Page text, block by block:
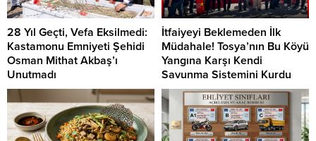
28 Yıl Geçti, Vefa Eksilmedi:
Kastamonu Emniyeti Şehidi
Osman Mithat Akbaş’ı
Unutmadı
İtfaiyeyi Beklemeden İlk
Müdahale! Tosya’nın Bu Köyü
Yangına Karşı Kendi
Savunma Sistemini Kurdu